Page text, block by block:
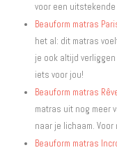
voor een
Beauform matras
het al: dit matras
je ook altijd
iets voor jou!
Beauform matras
matras uit nog meer
naar je lichaam.
Beauform matras